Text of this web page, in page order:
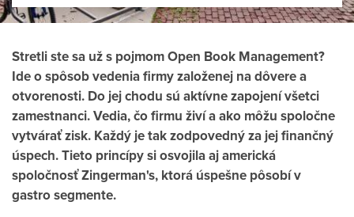
Stretli ste sa už s pojmom Open Book Management?
Ide o spôsob vedenia firmy založenej na dôvere a
otvorenosti. Do jej chodu sú aktívne zapojení všetci
zamestnanci. Vedia, čo firmu živí a ako môžu spoločne
vytvárať zisk. Každý je tak zodpovedný za jej finančný
úspech. Tieto princípy si osvojila aj americká
spoločnosť Zingerman's, ktorá úspešne pôsobí v
gastro segmente.